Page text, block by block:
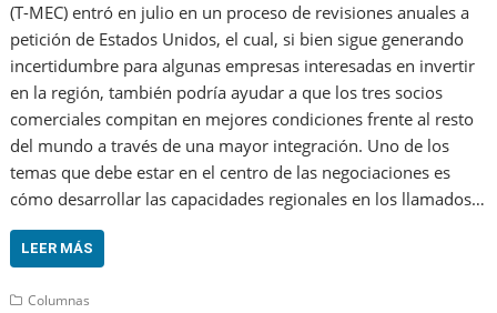
(T-MEC) entró en julio en un proceso de revisiones anuales a
petición de Estados Unidos, el cual, si bien sigue generando
incertidumbre para algunas empresas interesadas en invertir
en la región, también podría ayudar a que los tres socios
comerciales compitan en mejores condiciones frente al resto
del mundo a través de una mayor integración. Uno de los
temas que debe estar en el centro de las negociaciones es
cómo desarrollar las capacidades regionales en los llamados…
LEER MÁS
Columnas